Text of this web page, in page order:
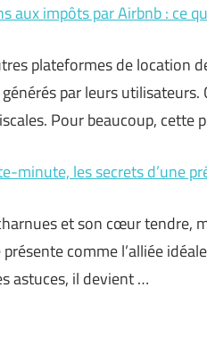
aux impôts par Airbnb : ce
plateformes de location
par leurs
Pour beaucoup, cette
minute, les secrets d’une
et son cœur tendre,
comme l’alliée
astuces, il devient …